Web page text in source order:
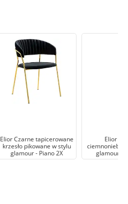
Elior Czarne tapicerowane
krzesło pikowane w stylu
glamour - Piano 2X
Elior
glamour-